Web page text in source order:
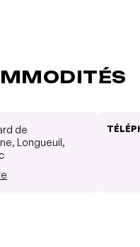
de
Longueuil,